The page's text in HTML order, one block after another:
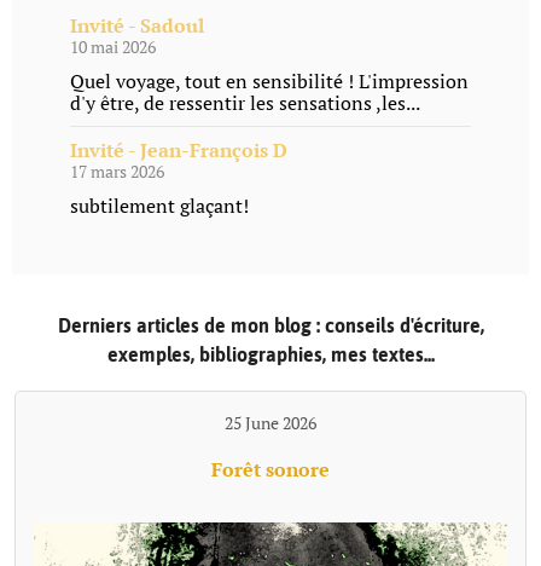
Invité - Sadoul
10 mai 2026
Quel voyage, tout en sensibilité ! L'impression
d'y être, de ressentir les sensations ,les...
Invité - Jean-François D
17 mars 2026
subtilement glaçant!
Derniers articles de mon blog : conseils d'écriture,
exemples, bibliographies, mes textes...
25 June 2026
Forêt sonore